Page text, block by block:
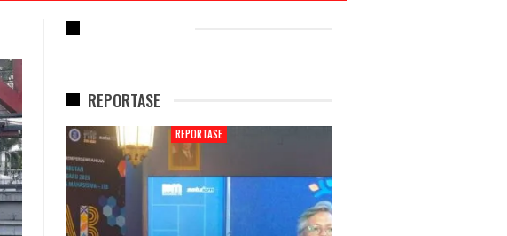
REPORTASE
REPORTASE